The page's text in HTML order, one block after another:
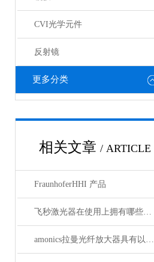
CVI光学元件
反射镜
更多分类
相关文章 / ARTICLE
FraunhoferHHI 产品
飞秒激光器在使用上拥有哪些特点？
amonics拉曼光纤放大器具有以下四大优点